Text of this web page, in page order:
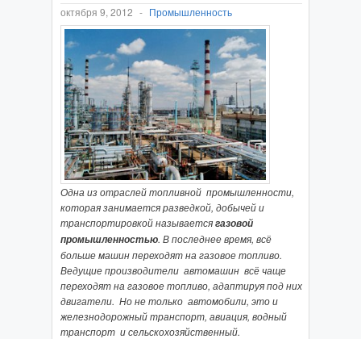
октября 9, 2012 - Промышленность
Одна из отраслей топливной промышленности,
которая занимается разведкой, добычей и
транспортировкой называетсягазовой
промышленностью. В последнее время, всё
больше машин переходят на газовое топливо.
Ведущие производители автомашин всё чаще
переходят на газовое топливо, адаптируя под них
двигатели. Но не только автомобили, это и
железнодорожный транспорт, авиация, водный
транспорт и сельскохозяйственный.